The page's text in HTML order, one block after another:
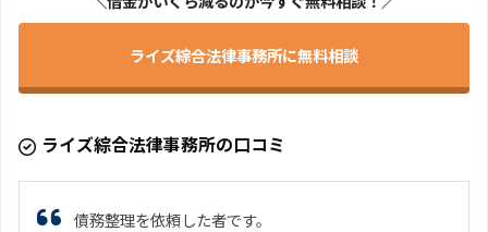
ライズ綜合法律事務所に無料相談
ライズ綜合法律事務所の口コミ
債務整理を依頼した者です。